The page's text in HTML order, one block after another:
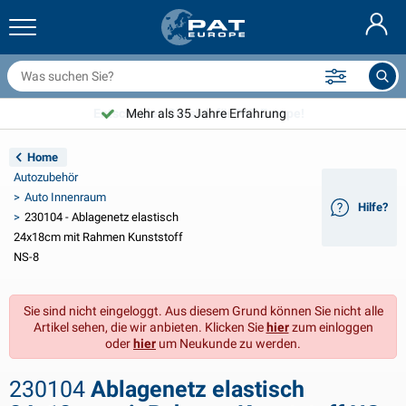
& Zubehör
beleuchtung
Beleuchtung Aspöck
LED
Innenraum
& Solarartikel
& 24V Zubehör
& Wohnmobil außenbereich
& Wohnmobil innenbereich
zubehör
zubehör
zubehör
und Beschläge
und Schäkel
Pflege
und Zubehör
& Feuer-Löschdecken
Freien
Produkten
Nederlands
English
Français
Svenska
Dansk
Suomalainen
Entscheiden Sie sich für PAT Europe!
Mehr als 35 Jahre Erfahrung
Home
Autozubehör
Auto Innenraum
230104 - Ablagenetz elastisch
24x18cm mit Rahmen Kunststoff
NS-8
Hilfe?
Sie sind nicht eingeloggt. Aus diesem Grund können Sie nicht alle
Artikel sehen, die wir anbieten. Klicken Siehierzum einloggen
oderhier um Neukunde zu werden.
230104 Ablagenetz elastisch